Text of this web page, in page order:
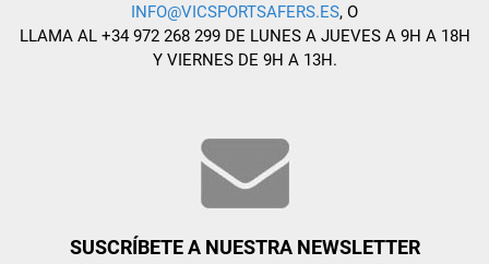
INFO@VICSPORTSAFERS.ES, O
LLAMA AL +34 972 268 299 DE LUNES A JUEVES A 9H A 18H
Y VIERNES DE 9H A 13H.
SUSCRÍBETE A NUESTRA NEWSLETTER